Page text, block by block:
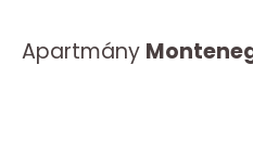
Apartmány